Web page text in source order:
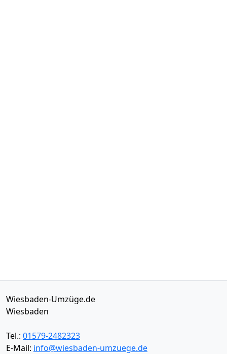
Wiesbaden-Umzüge.de
Wiesbaden
Tel.: 01579-2482323
E-Mail: info@wiesbaden-umzuege.de